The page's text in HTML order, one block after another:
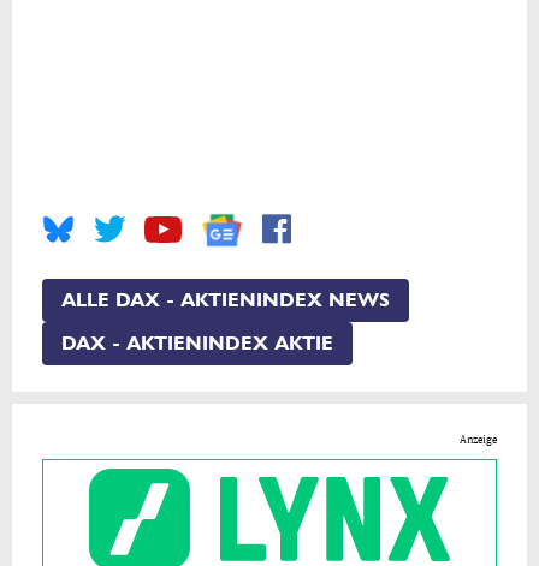
ALLE DAX - AKTIENINDEX NEWS
DAX - AKTIENINDEX AKTIE
Anzeige